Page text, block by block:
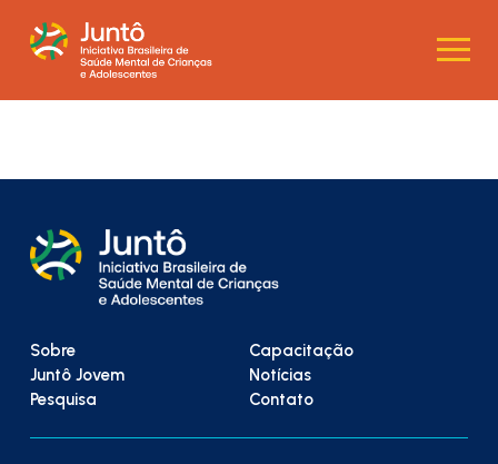
Sobre
Capacitação
Juntô Jovem
Notícias
Pesquisa
Contato